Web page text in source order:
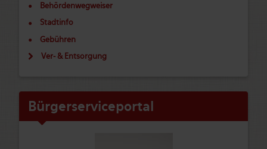
Behördenwegweiser
Stadtinfo
Gebühren
Ver- & Entsorgung
Bürgerserviceportal